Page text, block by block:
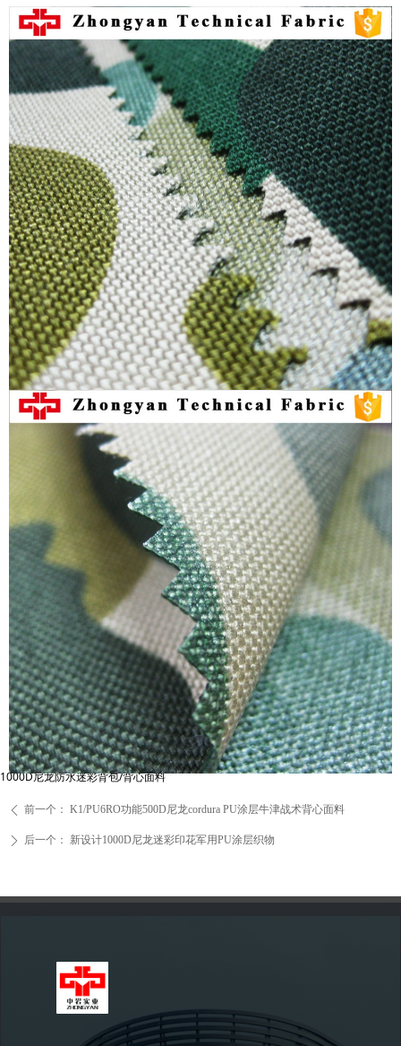
1000D尼龙防水迷彩背包/背心面料
ꄴ 前一个： K1/PU6RO功能500D尼龙cordura PU涂层牛津战术背心面料
ꄲ 后一个： 新设计1000D尼龙迷彩印花军用PU涂层织物